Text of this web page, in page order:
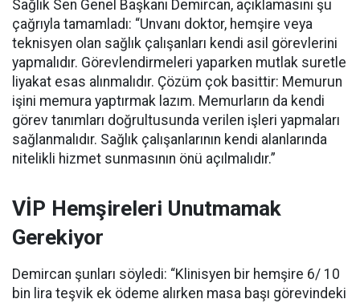
Sağlık Sen Genel Başkanı Demircan, açıklamasını şu
çağrıyla tamamladı: “Unvanı doktor, hemşire veya
teknisyen olan sağlık çalışanları kendi asil görevlerini
yapmalıdır. Görevlendirmeleri yaparken mutlak suretle
liyakat esas alınmalıdır. Çözüm çok basittir: Memurun
işini memura yaptırmak lazım. Memurların da kendi
görev tanımları doğrultusunda verilen işleri yapmaları
sağlanmalıdır. Sağlık çalışanlarının kendi alanlarında
nitelikli hizmet sunmasının önü açılmalıdır.”
VİP Hemşireleri Unutmamak
Gerekiyor
Demircan şunları söyledi: “Klinisyen bir hemşire 6/ 10
bin lira teşvik ek ödeme alırken masa başı görevindeki